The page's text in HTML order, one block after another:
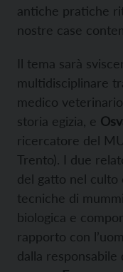
antiche pratiche
nostre case
Il tema sarà
multidisciplinare
medico
storia egizia, e
ricercatore del
Trento). I due
del gatto nel culto
tecniche di
biologica e
rapporto con
dalla